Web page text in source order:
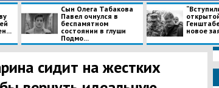
Сын Олега Табакова
Павел очнулся в
беспамятном
состоянии в глуши
Подмо...
новое
сидит на жестких